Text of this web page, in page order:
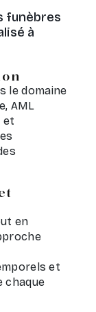
funèbres
à
le domaine
AML
et
en
et
chaque